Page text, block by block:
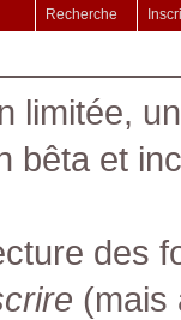
Recherche
limitée,
bêta et
des
(mais